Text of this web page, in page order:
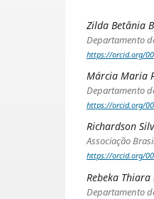
Zilda Betânia
Departamento
https://orcid.org/
Márcia Maria
Departamento
https://orcid.org/
Richardson
Associação
https://orcid.org/
Rebeka
Departamento